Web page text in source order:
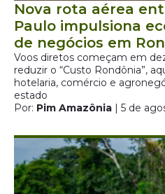
Nova rota aérea
Paulo impulsiona
de negócios em
Voos diretos começam em
reduzir o “Custo Rondônia”,
hotelaria, comércio e
estado
Por: Pim Amazônia | 5 de